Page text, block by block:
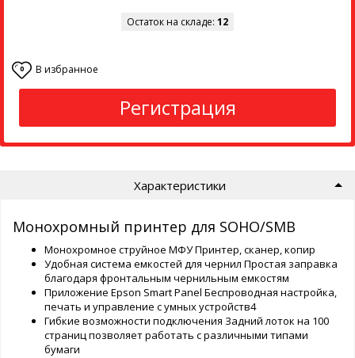
Остаток на складе: 12
0 В избранное
Регистрация
Характеристики
Монохромный принтер для SOHO/SMB
Монохромное струйное МФУ Принтер, сканер, копир
Удобная система емкостей для чернил Простая заправка
благодаря фронтальным чернильным емкостям
Приложение Epson Smart Panel Беспроводная настройка,
печать и управление с умных устройств4
Гибкие возможности подключения Задний лоток на 100
страниц позволяет работать с различными типами
бумаги